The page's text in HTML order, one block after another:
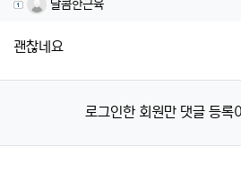
달콤한근육
괜찮네요
로그인한 회원만 댓글 등록